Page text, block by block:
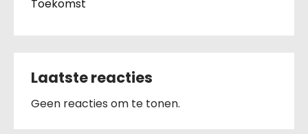
Toekomst
Laatste reacties
Geen reacties om te tonen.